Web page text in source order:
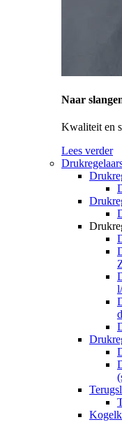
Naar
Kwaliteit en
Lees verder